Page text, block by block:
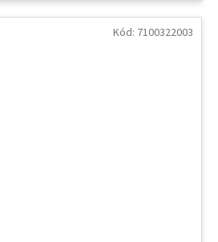
Kód: 7100322003